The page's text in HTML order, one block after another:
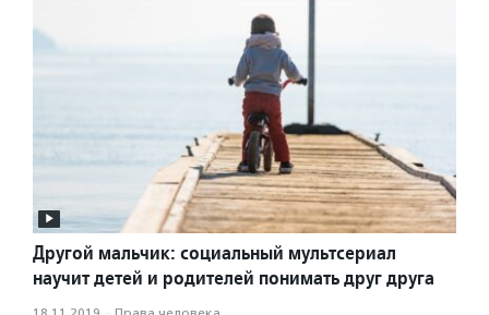
Другой мальчик: социальный мультсериал
научит детей и родителей понимать друг друга